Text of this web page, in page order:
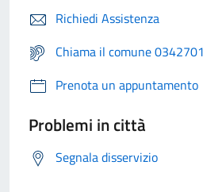
Richiedi Assistenza
Chiama il comune
Prenota un appuntamento
Problemi in città
Segnala disservizio